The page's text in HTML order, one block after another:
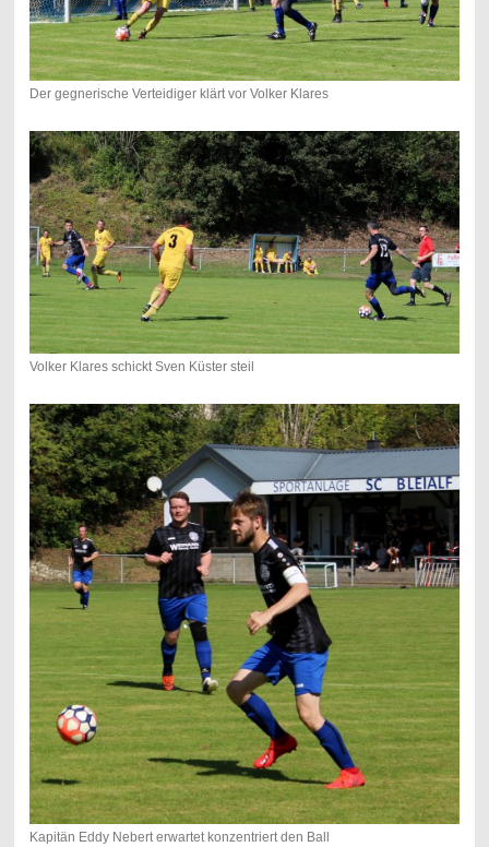
Der gegnerische Verteidiger klärt vor Volker Klares
Volker Klares schickt Sven Küster steil
Kapitän Eddy Nebert erwartet konzentriert den Ball